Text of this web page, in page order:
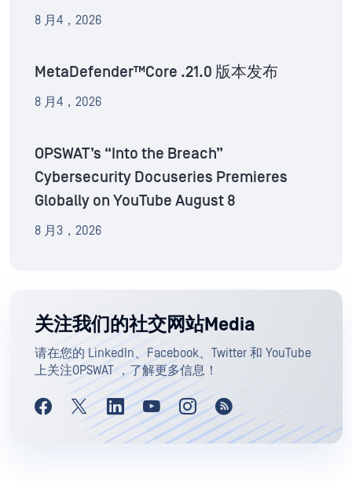
8 月4，2026
MetaDefender™Core .21.0 版本发布
8 月4，2026
OPSWAT’s “Into the Breach”
Cybersecurity Docuseries Premieres
Globally on YouTube August 8
8 月3，2026
关注我们的社交网站Media
请在您的 LinkedIn、Facebook、Twitter 和 YouTube
上关注OPSWAT ，了解更多信息！